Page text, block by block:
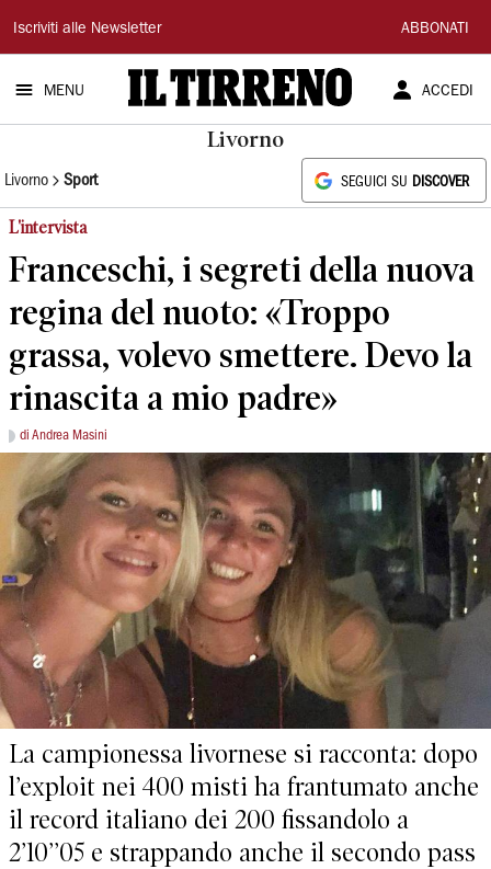
Il
Tirreno
Iscriviti alle Newsletter ABBONATI
MENU ACCEDI
Livorno
Livorno Sport SEGUICI SU DISCOVER
L'intervista
Franceschi, i segreti della nuova
regina del nuoto: «Troppo
grassa, volevo smettere. Devo la
rinascita a mio padre»
di Andrea Masini
La campionessa livornese si racconta: dopo
l’exploit nei 400 misti ha frantumato anche
il record italiano dei 200 fissandolo a
2’10’’05 e strappando anche il secondo pass